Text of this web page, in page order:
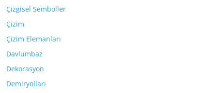
Çizgisel Semboller
Çizim
Çizim Elemanları
Davlumbaz
Dekorasyon
Demiryolları